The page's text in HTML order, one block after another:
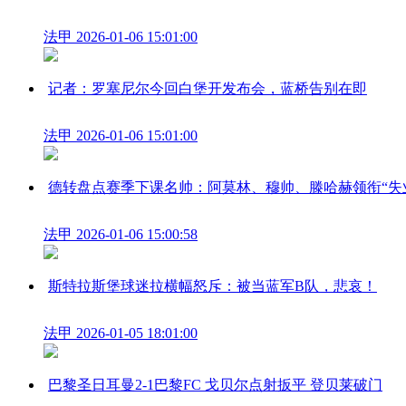
法甲 2026-01-06 15:01:00
记者：罗塞尼尔今回白堡开发布会，蓝桥告别在即
法甲 2026-01-06 15:01:00
德转盘点赛季下课名帅：阿莫林、穆帅、滕哈赫领衔“失
法甲 2026-01-06 15:00:58
斯特拉斯堡球迷拉横幅怒斥：被当蓝军B队，悲哀！
法甲 2026-01-05 18:01:00
巴黎圣日耳曼2-1巴黎FC 戈贝尔点射扳平 登贝莱破门